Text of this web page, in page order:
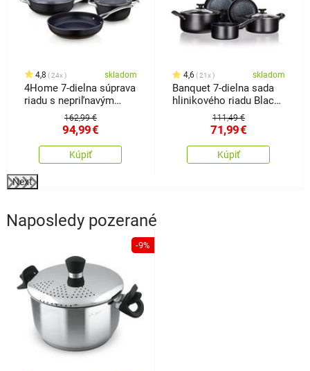
4,8 24x skladom
4Home 7-dielna súprava
riadu s nepriľnavým
povrchom Titanium
162,99 €
94,99€
Kúpiť
4,6 21x skladom
Banquet 7-dielna sada
hlinikového riadu Black
111,49 €
71,99€
Kúpiť
Next
Naposledy pozerané
-9%